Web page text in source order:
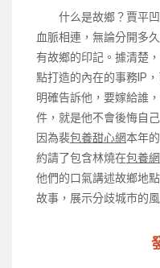
什么是故鄉？賈平
血脈相連，無論分開多
有故鄉的印記。據清楚
點打造的內在的事務IP
明確告訴他，要嫁給誰
件，就是他不會後悔自
因為裴包養甜心網本年
約請了包含林燒在包養網
他們的口氣講述故鄉地
故事，展示分歧城市的